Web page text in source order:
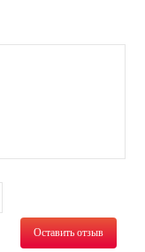
Оставить отзыв